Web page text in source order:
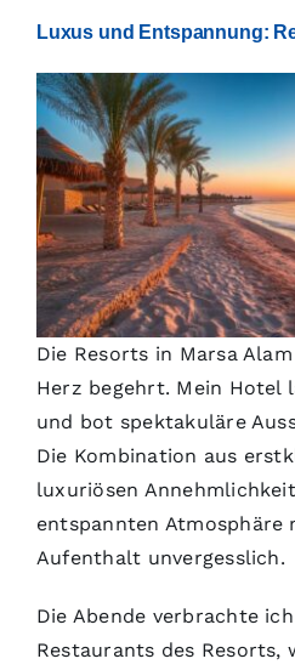
Luxus und Entspannung:
Die Resorts in Marsa
Herz begehrt. Mein Hotel
und bot spektakuläre
Die Kombination aus
luxuriösen
entspannten Atmosphäre
Aufenthalt unvergesslich.
Die Abende verbrachte
Restaurants des Resorts,